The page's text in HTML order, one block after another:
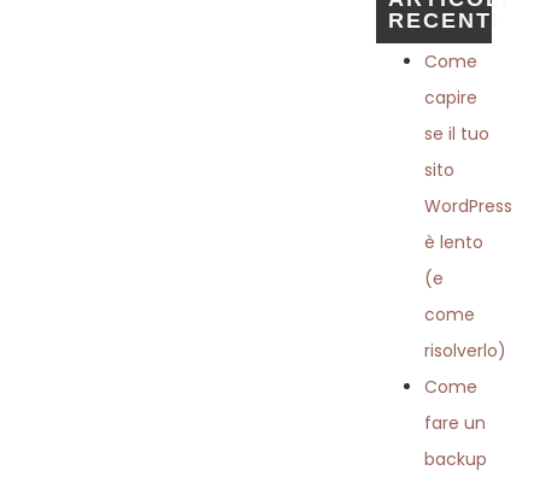
RECENTI
Come
capire
se il tuo
sito
WordPress
è lento
(e
come
risolverlo)
Come
fare un
backup